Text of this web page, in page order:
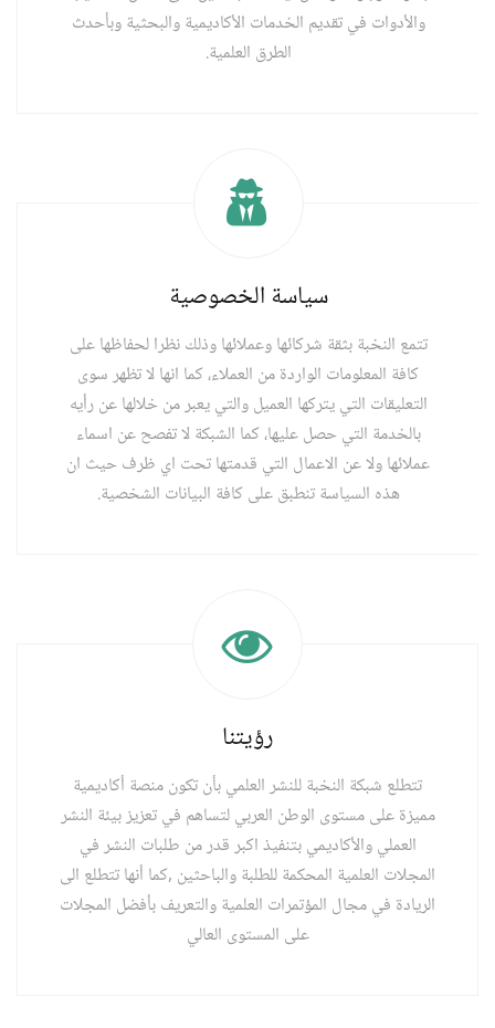
والأدوات في تقديم الخدمات الأكاديمية والبحثية وبأحدث
الطرق العلمية.
سياسة الخصوصية
تتمع النخبة بثقة شركائها وعملائها وذلك نظرا لحفاظها على
كافة المعلومات الواردة من العملاء، كما انها لا تظهر سوى
التعليقات التي يتركها العميل والتي يعبر من خلالها عن رأيه
بالخدمة التي حصل عليها، كما الشبكة لا تفصح عن اسماء
عملائها ولا عن الاعمال التي قدمتها تحت اي ظرف حيث ان
هذه السياسة تنطبق على كافة البيانات الشخصية.
رؤيتنا
تتطلع شبكة النخبة للنشر العلمي بأن تكون منصة أكاديمية
مميزة على مستوى الوطن العربي لتساهم في تعزيز بيئة النشر
العملي والأكاديمي بتنفيذ اكبر قدر من طلبات النشر في
المجلات العلمية المحكمة للطلبة والباحثين ,كما أنها تتطلع الى
الريادة في مجال المؤتمرات العلمية والتعريف بأفضل المجلات
على المستوى العالي